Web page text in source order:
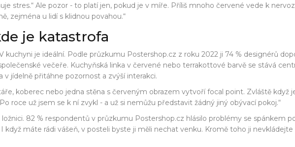
stres.“ Ale pozor - to platí jen, pokud je v míře. Příliš mnoho červené vede k
zejména u lidí s klidnou povahou.“
je katastrofa
kuchyni je ideální. Podle průzkumu Postershop.cz z roku 2022 ji 74 % designérů
večeře. Kuchyňská linka v červené nebo terrakottové barvě se stává
jídelně přitáhne pozornost a zvýší interakci.
koberec nebo jedna stěna s červeným obrazem vytvoří focal point. Zvláště když
roce už jsem se k ní zvykl - a už si nemůžu představit žádný jiný obývací pokoj.“
82 % respondentů v průzkumu Postershop.cz hlásilo problémy se spánkem
když máte rádi vášeň, v posteli byste ji měli nechat venku. Kromě toho ji